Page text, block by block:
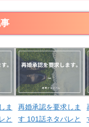
ま
と
再婚承認を要求しま
す 101話ネタバレと